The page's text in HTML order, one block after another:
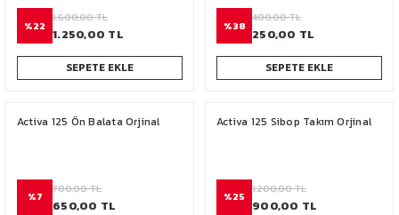
%22
1.600,00 TL
1.250,00 TL
SEPETE EKLE
%38
400,00 TL
250,00 TL
SEPETE EKLE
Activa 125 Ön Balata Orjinal
%7
700,00 TL
650,00 TL
Activa 125 Sibop Takım Orjinal
%25
1.200,00 TL
900,00 TL